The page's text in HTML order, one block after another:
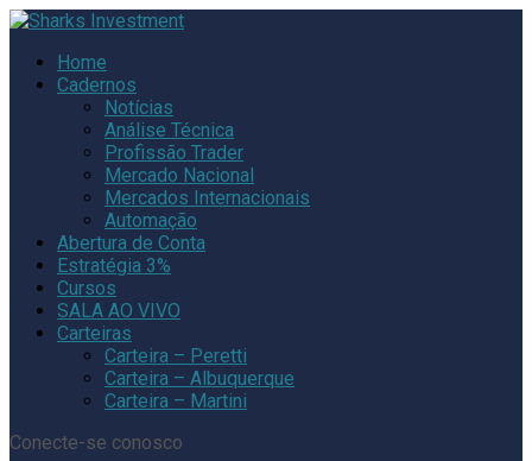
Home
Cadernos
Notícias
Análise Técnica
Profissão Trader
Mercado Nacional
Mercados Internacionais
Automação
Abertura de Conta
Estratégia 3%
Cursos
SALA AO VIVO
Carteiras
Carteira – Peretti
Carteira – Albuquerque
Carteira – Martini
Conecte-se conosco